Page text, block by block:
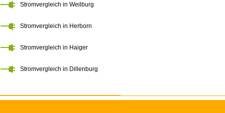
Stromvergleich in Weilburg
Stromvergleich in Herborn
Stromvergleich in Haiger
Stromvergleich in Dillenburg